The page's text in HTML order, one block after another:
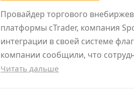
Провайдер торгового
платформы cTrader, компания
интеграции в своей системе
компании сообщили, что
Читать дальше